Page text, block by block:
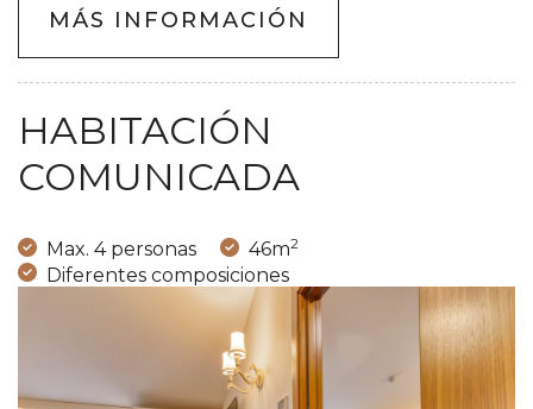
MÁS INFORMACIÓN
HABITACIÓN
COMUNICADA
Max. 4 personas 46m2
Diferentes composiciones